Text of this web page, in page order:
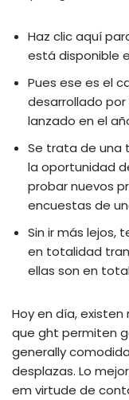
Haz clic aquí
está disponible
Pues ese es el
desarrollado
lanzado en el
Se trata de una
la oportunidad
probar nuevos
encuestas de
Sin ir más lejos,
en totalidad
ellas son en
Hoy en día,
que ght permiten
generally
desplazas. Lo
em virtude de